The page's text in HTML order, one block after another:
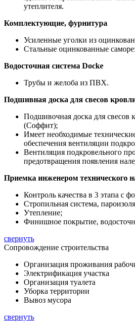
утеплителя.
Комплектующие, фурнитура
Усиленные уголки из
Стальные оцинкованные
Водосточная система Docke
Трубы и желоба из ПВХ.
Подшивная доска для свесов
Подшивочная доска для
(Соффит);
Имеет необходимые
обеспечения вентиляции
Вентиляция подкровельного
предотвращения появления
Приемка инженером технического
Контроль качества в 3 этапа с
Стропильная система,
Утепление;
Финишное покрытие,
свернуть
Сопровождение строительства
Организация проживания
Электрификация участка
Организация туалета
Уборка территории
Вывоз мусора
свернуть